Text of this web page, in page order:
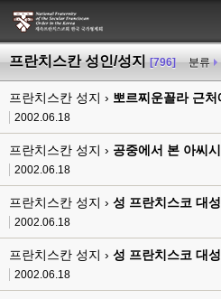
프란치스칸 성인/성지 [796] 분류
프란치스칸 성지 › 뽀르찌운꼴라 근처
2002.06.18
프란치스칸 성지 › 공중에서 본 아씨
2002.06.18
프란치스칸 성지 › 성 프란치스코 대
2002.06.18
프란치스칸 성지 › 성 프란치스코 대
2002.06.18